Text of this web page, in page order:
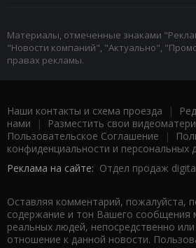
Материалы, отмеченные знаками
"Новости компаний", "Актуально",
правах рекламы.
Наши контакты и схема проезда |
нами | Разместить свои
Пользовательское Соглашение |
конфиденциальности и персональных
Реклама на сайте: Отдел продаж
Оставляя комментарий, пожалуйста,
содержание и тон Вашего сообщения
реальных людей, непосредственно
отношение к данной новости.